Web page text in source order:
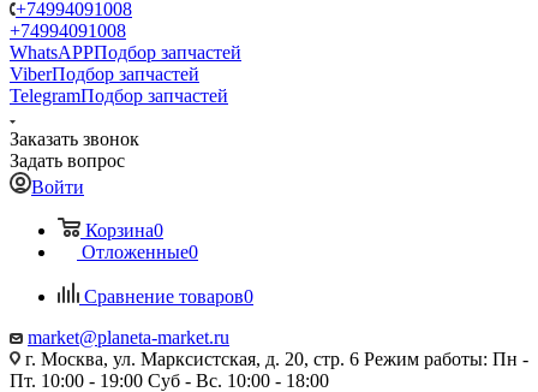
+74994091008
+74994091008
WhatsAPPПодбор запчастей
ViberПодбор запчастей
TelegramПодбор запчастей
Заказать звонок
Задать вопрос
Войти
Корзина0
Отложенные0
Сравнение товаров0
market@planeta-market.ru
г. Москва, ул. Марксистская, д. 20, стр. 6 Режим работы: Пн -
Пт. 10:00 - 19:00 Суб - Вс. 10:00 - 18:00